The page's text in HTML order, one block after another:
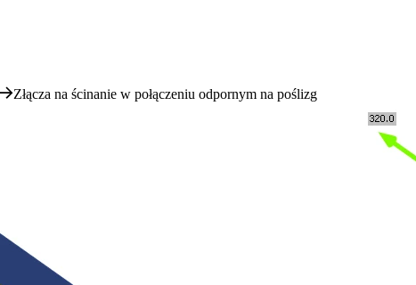
Złącza na ścinanie w połączeniu odpornym na poślizg